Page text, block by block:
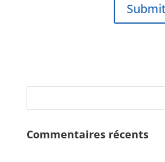
Commentaires récents